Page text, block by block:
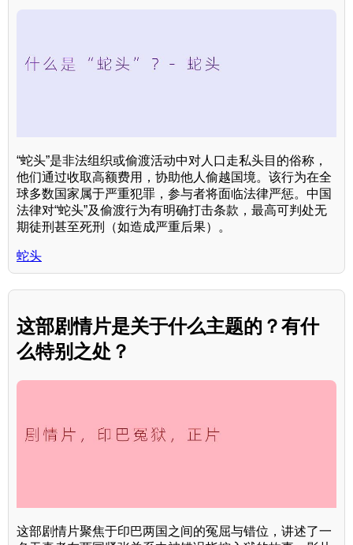
“蛇头”是非法组织或偷渡活动中对人口走私头目的俗称，
他们通过收取高额费用，协助他人偷越国境。该行为在全
球多数国家属于严重犯罪，参与者将面临法律严惩。中国
法律对“蛇头”及偷渡行为有明确打击条款，最高可判处无
期徒刑甚至死刑（如造成严重后果）。
蛇头
这部剧情片是关于什么主题的？有什
么特别之处？
这部剧情片聚焦于印巴两国之间的冤屈与错位，讲述了一